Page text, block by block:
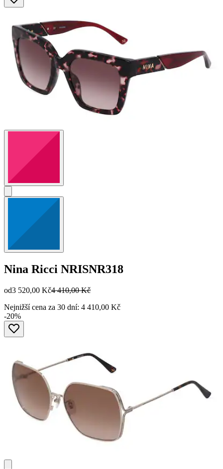
Nina Ricci NRISNR318
od3 520,00 Kč4 410,00 Kč
Nejnižší cena za 30 dní: 4 410,00 Kč
-20%